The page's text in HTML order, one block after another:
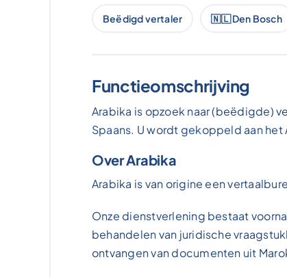
Beëdigd vertaler 🇳🇱 Den Bosch
Functieomschrijving
Arabika is opzoek naar (beëdigde)
Spaans. U wordt gekoppeld aan het
Over Arabika
Arabika is van origine een
Onze dienstverlening bestaat
behandelen van juridische
ontvangen van documenten uit